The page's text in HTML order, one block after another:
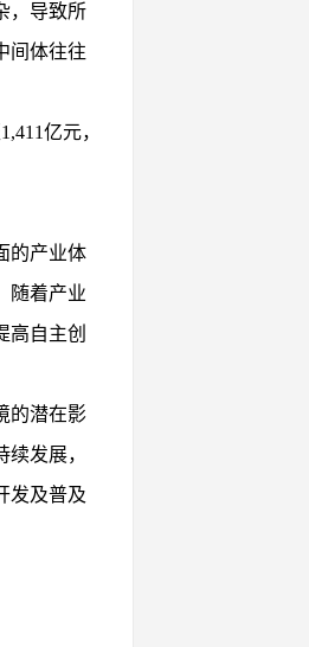
，导致所
间体往往
亿元，
的产业体
随着产业
高自主创
的潜在影
发展，
发及普及